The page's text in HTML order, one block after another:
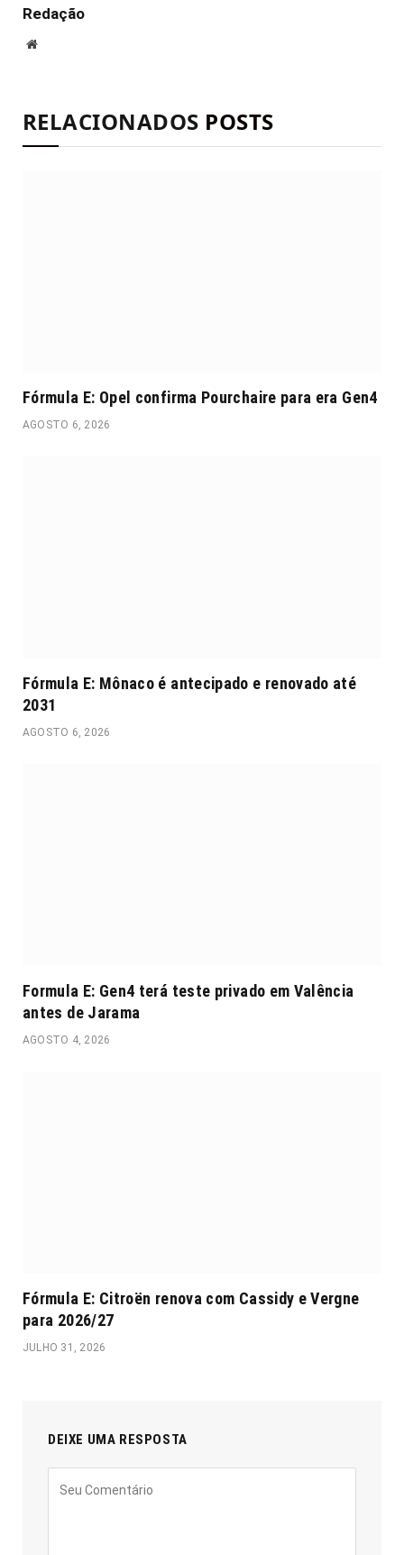
Redação
Site
RELACIONADOS POSTS
Fórmula E: Opel confirma Pourchaire para era Gen4
AGOSTO 6, 2026
Fórmula E: Mônaco é antecipado e renovado até
2031
AGOSTO 6, 2026
Formula E: Gen4 terá teste privado em Valência
antes de Jarama
AGOSTO 4, 2026
Fórmula E: Citroën renova com Cassidy e Vergne
para 2026/27
JULHO 31, 2026
DEIXE UMA RESPOSTA